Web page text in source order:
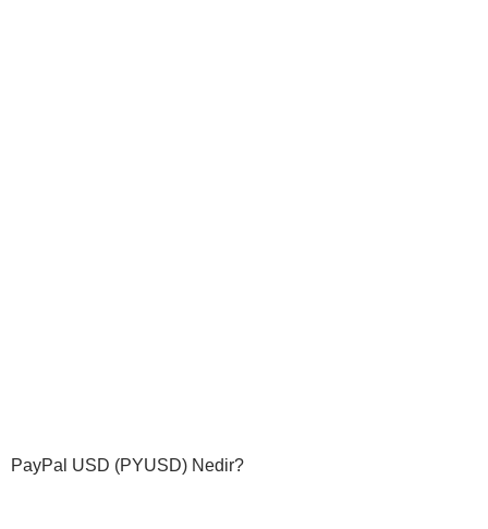
PayPal USD (PYUSD) Nedir?